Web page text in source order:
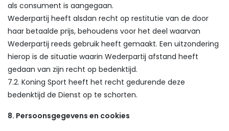
als consument is aangegaan.
Wederpartij heeft alsdan recht op restitutie van de door
haar betaalde prijs, behoudens voor het deel waarvan
Wederpartij reeds gebruik heeft gemaakt. Een uitzondering
hierop is de situatie waarin Wederpartij afstand heeft
gedaan van zijn recht op bedenktijd.
7.2. Koning Sport heeft het recht gedurende deze
bedenktijd de Dienst op te schorten.
8. Persoonsgegevens en cookies